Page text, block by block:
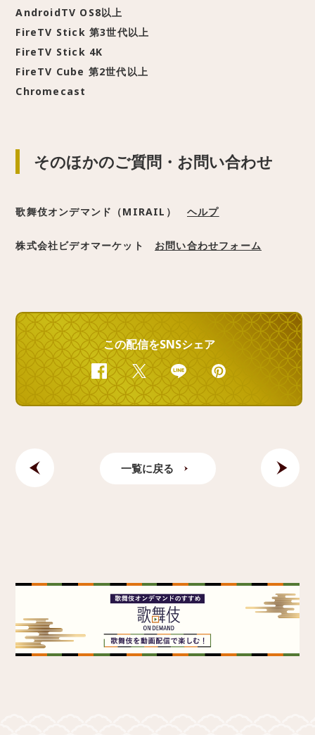
AndroidTV OS8以上
FireTV Stick 第3世代以上
FireTV Stick 4K
FireTV Cube 第2世代以上
Chromecast
そのほかのご質問・お問い合わせ
歌舞伎オンデマンド（MIRAIL）ヘルプ
株式会社ビデオマーケット お問い合わせフォーム
この配信をSNSシェア
FacebookTwitter Line
一覧に戻る